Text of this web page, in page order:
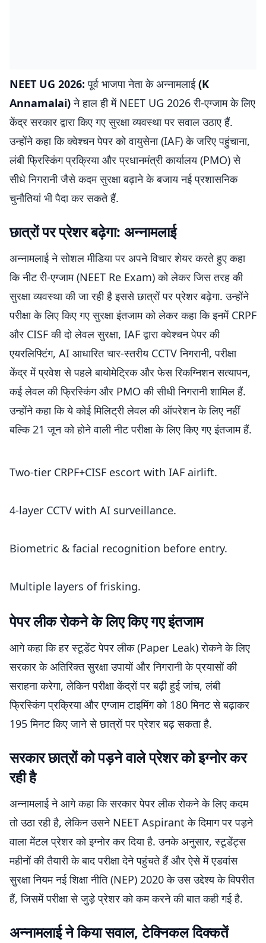
NEET UG 2026: पूर्व भाजपा नेता के अन्नामलाई(K
Annamalai)ने हाल ही में NEET UG 2026 री-एग्जाम के लिए
केंद्र सरकार द्वारा किए गए सुरक्षा व्यवस्था पर सवाल उठाए हैं.
उन्होंने कहा कि क्वेश्चन पेपर को वायुसेना (IAF) के जरिए पहुंचाना,
लंबी फ्रिस्किंग प्रक्रिया और प्रधानमंत्री कार्यालय (PMO) से
सीधे निगरानी जैसे कदम सुरक्षा बढ़ाने के बजाय नई प्रशासनिक
चुनौतियां भी पैदा कर सकते हैं.
छात्रों पर प्रेशर बढ़ेगा: अन्नामलाई
अन्नामलाई ने सोशल मीडिया पर अपने विचार शेयर करते हुए कहा
कि नीट री-एग्जाम (NEET Re Exam) को लेकर जिस तरह की
सुरक्षा व्यवस्था की जा रही है इससे छात्रों पर प्रेशर बढ़ेगा. उन्होंने
परीक्षा के लिए किए गए सुरक्षा इंतजाम को लेकर कहा कि इनमें CRPF
और CISF की दो लेवल सुरक्षा, IAF द्वारा क्वेश्चन पेपर की
एयरलिफ्टिंग, AI आधारित चार-स्तरीय CCTV निगरानी, परीक्षा
केंद्र में प्रवेश से पहले बायोमेट्रिक और फेस रिकग्निशन सत्यापन,
कई लेवल की फ्रिस्किंग और PMO की सीधी निगरानी शामिल हैं.
उन्होंने कहा कि ये कोई मिलिट्री लेवल की ऑपरेशन के लिए नहीं
बल्कि 21 जून को होने वाली नीट परीक्षा के लिए किए गए इंतजाम हैं.
Two-tier CRPF+CISF escort with IAF airlift.
4-layer CCTV with AI surveillance.
Biometric & facial recognition before entry.
Multiple layers of frisking.
Multi-level oversight with direct monitoring
from the Prime Minister’s office.
Yes, you read it right. But these are…
— K.Annamalai (@annamalai_k)June 16, 2026
पेपर लीक रोकने के लिए किए गए इंतजाम
आगे कहा कि हर स्टूडेंट पेपर लीक (Paper Leak) रोकने के लिए
सरकार के अतिरिक्त सुरक्षा उपायों और निगरानी के प्रयासों की
सराहना करेगा, लेकिन परीक्षा केंद्रों पर बढ़ी हुई जांच, लंबी
फ्रिस्किंग प्रक्रिया और एग्जाम टाइमिंग को 180 मिनट से बढ़ाकर
195 मिनट किए जाने से छात्रों पर प्रेशर बढ़ सकता है.
सरकार छात्रों को पड़ने वाले प्रेशर को इग्नोर कर
रही है
अन्नामलाई ने आगे कहा कि सरकार पेपर लीक रोकने के लिए कदम
तो उठा रही है, लेकिन उसने NEET Aspirant के दिमाग पर पड़ने
वाला मेंटल प्रेशर को इग्नोर कर दिया है. उनके अनुसार, स्टूडेंट्स
महीनों की तैयारी के बाद परीक्षा देने पहुंचते हैं और ऐसे में एडवांस
सुरक्षा नियम नई शिक्षा नीति (NEP) 2020 के उस उद्देश्य के विपरीत
हैं, जिसमें परीक्षा से जुड़े प्रेशर को कम करने की बात कही गई है.
अन्नामलाई ने किया सवाल, टेक्निकल दिक्कतें